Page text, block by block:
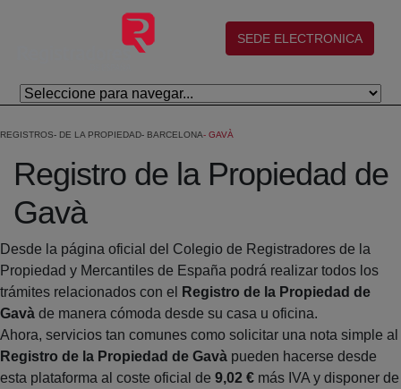
Saltar al contenido principal
(abre en nueva ventana)
SEDE ELECTRONICA
REGISTROS DE LA PROPIEDAD BARCELONA GAVÀ
Registro de la Propiedad de
Gavà
Desde la página oficial del Colegio de Registradores de la
Propiedad y Mercantiles de España podrá realizar todos los
trámites relacionados con el
Registro de la Propiedad de
Gavà de manera cómoda desde su casa u oficina.
Ahora, servicios tan comunes como solicitar una nota simple al
Registro de la Propiedad de Gavà pueden hacerse desde
esta plataforma al coste oficial de 9,02 € más IVA y disponer de